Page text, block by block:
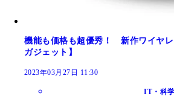
機能も価格も超優秀！ 新作ワイヤ
ガジェット】
2023年03月27日 11:30
IT・科学